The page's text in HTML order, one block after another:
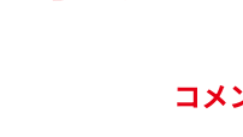
コメ